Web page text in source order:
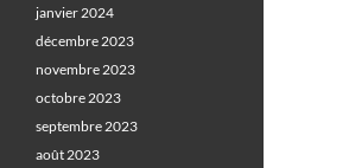
janvier 2024
décembre 2023
novembre 2023
octobre 2023
septembre 2023
août 2023